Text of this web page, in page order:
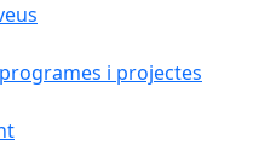
i projectes